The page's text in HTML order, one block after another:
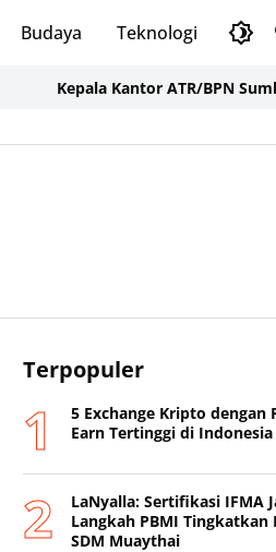
Budaya Teknologi
Kepala Kantor ATR/BPN Sumbawa
Terpopuler
5 Exchange Kripto dengan
Earn Tertinggi di Indonesia
LaNyalla: Sertifikasi IFMA
Langkah PBMI Tingkatkan
SDM Muaythai